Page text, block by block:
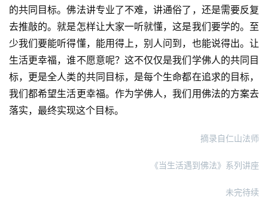
免
责
声
明
的共同目标。佛法讲专业了不难，讲通俗了，还是需要反复
去推敲的。就是怎样让大家一听就懂，这是我们要学的。至
少我们要能听得懂，能用得上，别人问到，也能说得出。让
生活更幸福，谁不愿意呢？这不仅仅是我们学佛人的共同目
标，更是全人类的共同目标，是每个生命都在追求的目标，
我们都希望生活更幸福。作为学佛人，我们用佛法的方案去
落实，最终实现这个目标。
摘录自仁山法师
《当生活遇到佛法》系列讲座
未完待续